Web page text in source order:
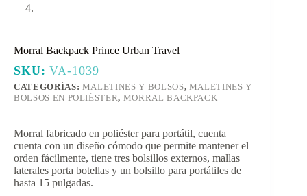
Morral Backpack Prince Urban Travel
SKU:VA-1039
CATEGORÍAS: MALETINES Y BOLSOS, MALETINES Y
BOLSOS EN POLIÉSTER, MORRAL BACKPACK
Morral fabricado en poliéster para portátil, cuenta
cuenta con un diseño cómodo que permite mantener el
orden fácilmente, tiene tres bolsillos externos, mallas
laterales porta botellas y un bolsillo para portátiles de
hasta 15 pulgadas.